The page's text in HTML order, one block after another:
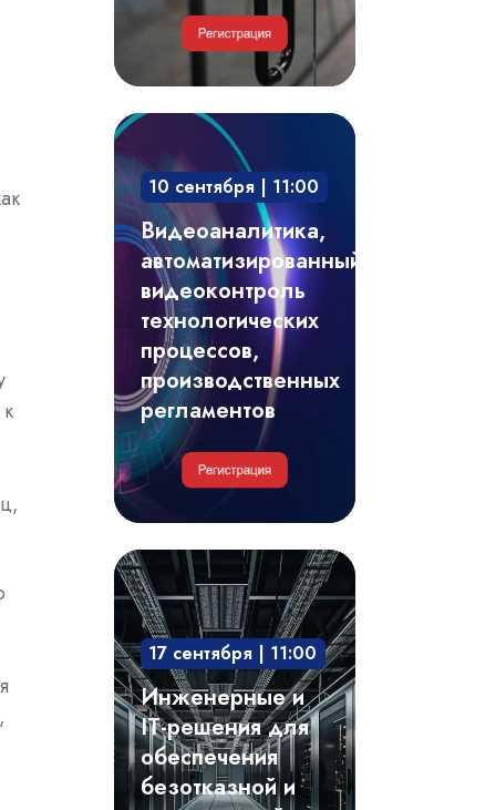
Видеоаналитика,
автоматизированный
видеоконтроль
технологических
процессов,
производственных
регламентов
10 сентября | 11:00
Видеоаналитика,
автоматизированный
видеоконтроль
технологических
процессов,
производственных
регламентов
Инженерные
и
IT-
решения
для
обеспечения
безотказной
17 сентября | 11:00
Инженерные и
IT-решения для
обеспечения
безотказной и